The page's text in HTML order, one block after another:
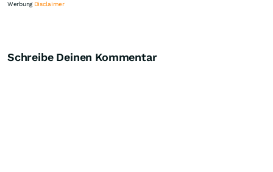
Werbung Disclaimer
Schreibe Deinen Kommentar